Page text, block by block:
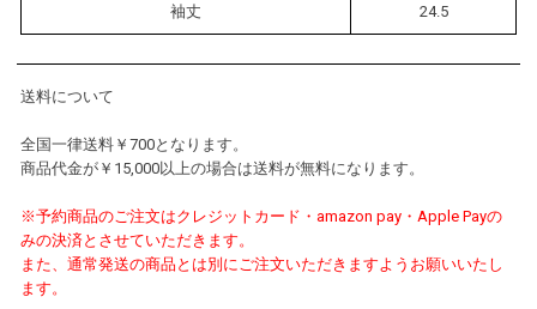
袖丈 24.5
送料について
全国一律送料￥700となります。
商品代金が￥15,000以上の場合は送料が無料になります。
※予約商品のご注文はクレジットカード・amazon pay・Apple Payの
みの決済とさせていただきます。
また、通常発送の商品とは別にご注文いただきますようお願いいたし
ます。